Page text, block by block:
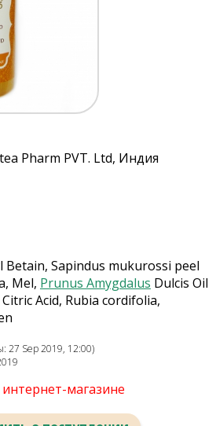
Pharm PVT. Ltd, Индия
Betain, Sapindus mukurossi peel
Mel, Prunus Amygdalus Dulcis Oil
Acid, Rubia cordifolia,
27 Sep 2019, 12:00)
магазине